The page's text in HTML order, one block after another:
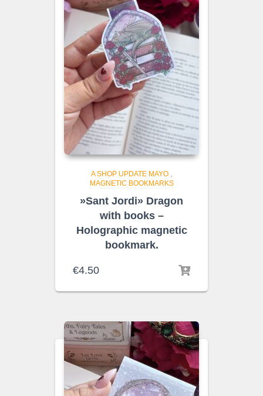
A SHOP UPDATE MAYO ,
MAGNETIC BOOKMARKS
»Sant Jordi» Dragon
with books –
Holographic magnetic
bookmark.
€4.50